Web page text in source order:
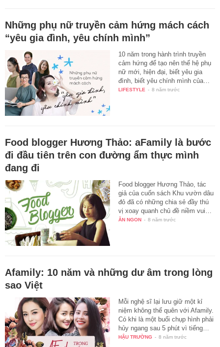
Những phụ nữ truyền cảm hứng mách cách
“yêu gia đình, yêu chính mình”
10 năm trong hành trình truyền
cảm hứng để tạo nên thế hệ phụ
nữ mới, hiện đại, biết yêu gia
đình, biết yêu chính mình của…
LIFESTYLE - 8 năm trước
Food blogger Hương Thảo: aFamily là bước
đi đầu tiên trên con đường ẩm thực mình
đang đi
Food blogger Hương Thảo, tác
giả của cuốn sách Khu vườn dâu
đỏ đã có những chia sẻ đầy thú
vị xoay quanh chủ đề niềm vui…
ĂN NGON - 8 năm trước
Afamily: 10 năm và những dư âm trong lòng
sao Việt
Mỗi nghệ sĩ lại lưu giữ một kỉ
niệm không thể quên với Afamily.
Có khi là một buổi chụp hình phải
hủy ngang sau 5 phút vì tiếng…
HẬU TRƯỜNG - 8 năm trước